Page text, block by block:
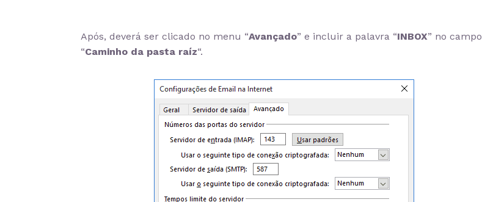
Após, deverá ser clicado no menu “Avançado” e incluir a palavra “INBOX” no campo
“Caminho da pasta raíz“.